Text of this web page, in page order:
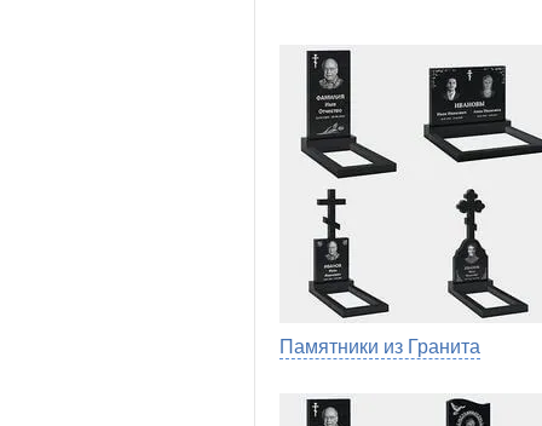
Памятники из Гранита